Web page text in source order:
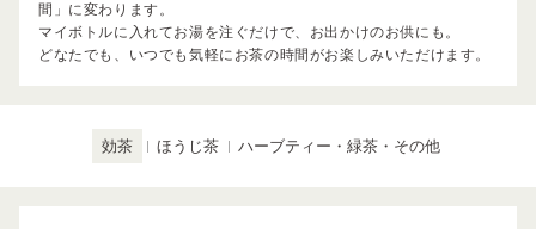
間」に変わります。
マイボトルに入れてお湯を注ぐだけで、お出かけのお供にも。
どなたでも、いつでも気軽にお茶の時間がお楽しみいただけます。
効茶 ほうじ茶 ハーブティー・緑茶・その他